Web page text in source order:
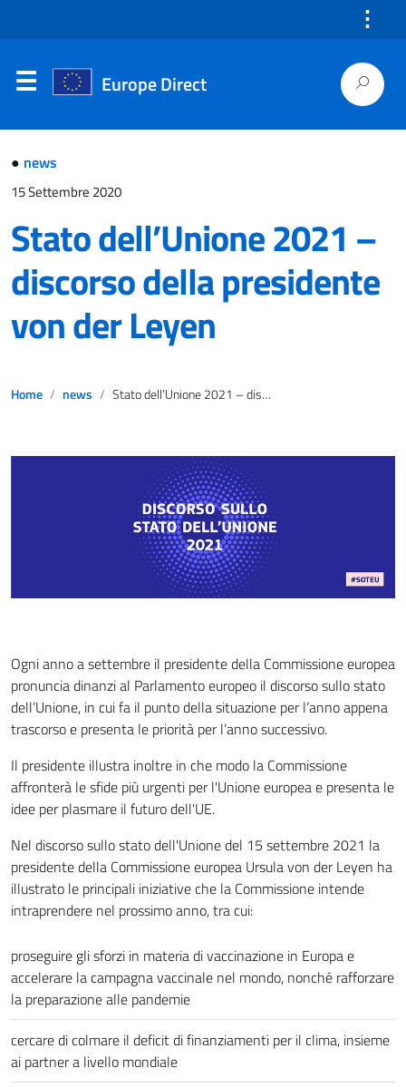
⋮
Europe Direct
● news
15 Settembre 2020
Stato dell’Unione 2021 –
discorso della presidente
von der Leyen
Home news Stato dell’Unione 2021 – discorso della presidente von der Leyen
Ogni anno a settembre il presidente della Commissione europea
pronuncia dinanzi al Parlamento europeo il discorso sullo stato
dell’Unione, in cui fa il punto della situazione per l’anno appena
trascorso e presenta le priorità per l’anno successivo.
Il presidente illustra inoltre in che modo la Commissione
affronterà le sfide più urgenti per l'Unione europea e presenta le
idee per plasmare il futuro dell'UE.
Nel discorso sullo stato dell'Unione del 15 settembre 2021 la
presidente della Commissione europea Ursula von der Leyen ha
illustrato le principali iniziative che la Commissione intende
intraprendere nel prossimo anno, tra cui:
proseguire gli sforzi in materia di vaccinazione in Europa e
accelerare la campagna vaccinale nel mondo, nonché rafforzare
la preparazione alle pandemie
cercare di colmare il deficit di finanziamenti per il clima, insieme
ai partner a livello mondiale